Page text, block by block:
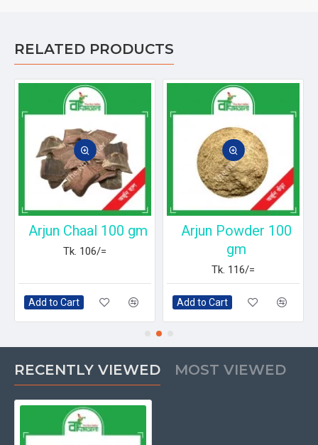
RELATED PRODUCTS
Arjun Chaal 100 gm
Tk. 106/=
Add to Cart
Arjun Powder 100
gm
Tk. 116/=
Add to Cart
RECENTLY VIEWED MOST VIEWED